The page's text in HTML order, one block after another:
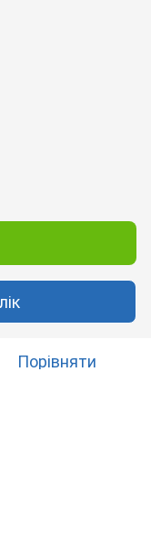
Порівняти